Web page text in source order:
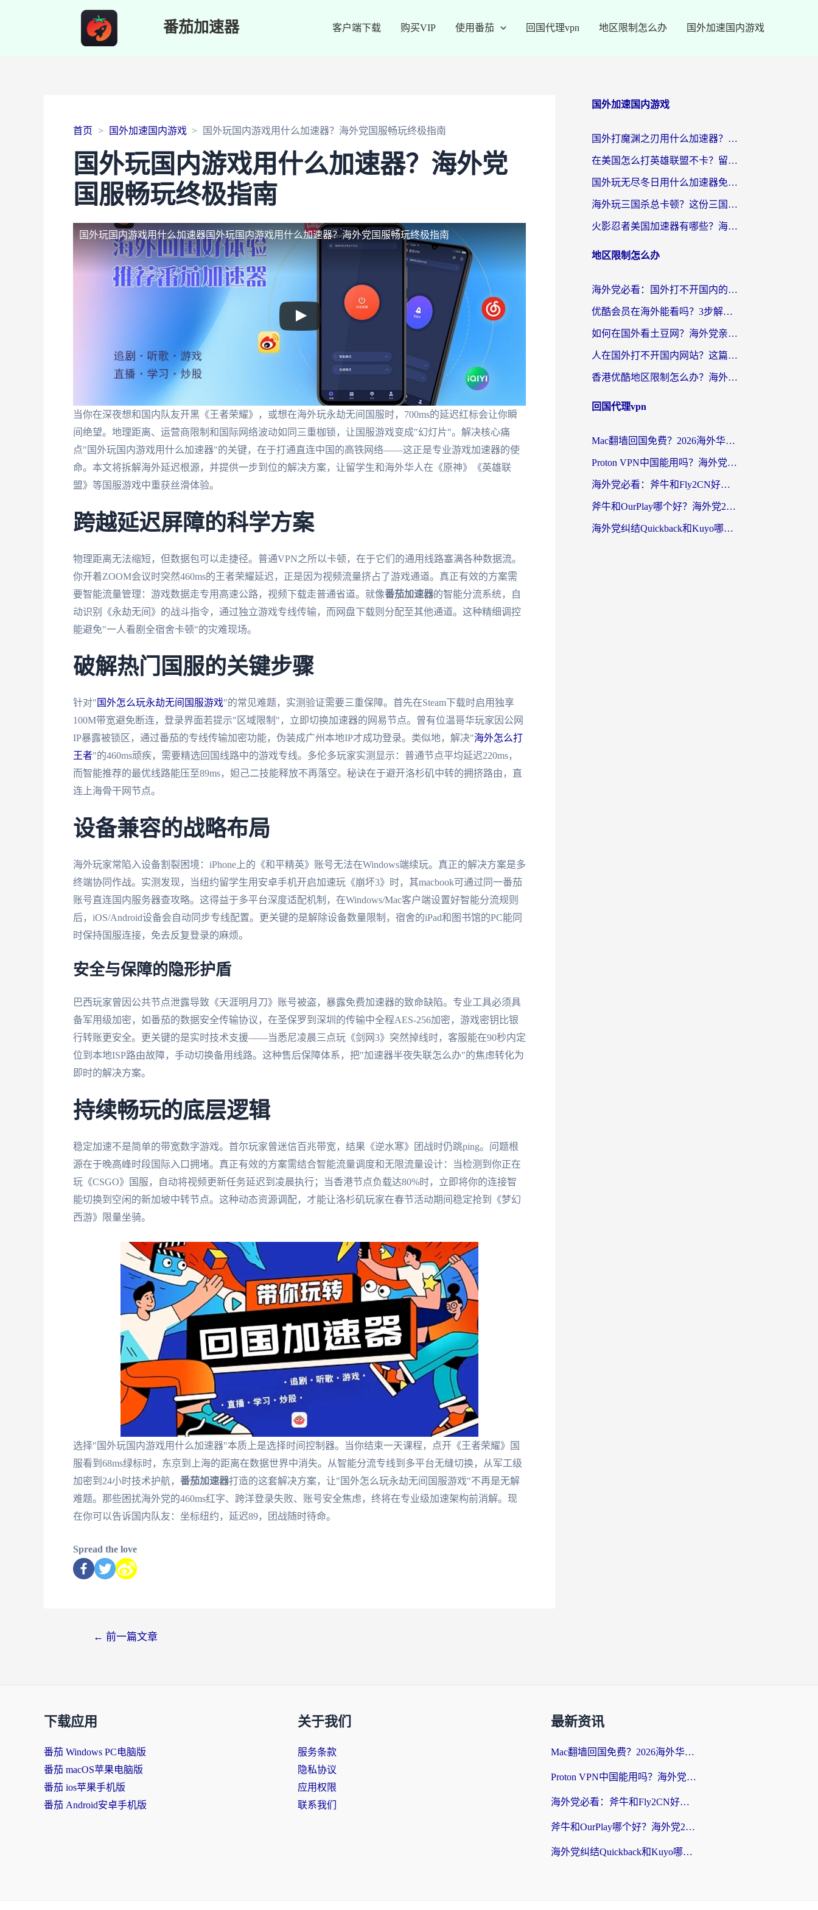
番茄加速器 客户端下载 购买VIP 使用番茄 回国代理vpn 地区限制怎么办 国外加速国内游戏
首页 国外加速国内游戏 国外玩国内游戏用什么加速器？海外党国服畅玩终极指南
国外玩国内游戏用什么加速器？海外党
国服畅玩终极指南
国外玩国内游戏用什么加速器国外玩国内游戏用什么加速器？海外党国服畅玩终极指南
当你在深夜想和国内队友开黑《王者荣耀》，或想在海外玩永劫无间国服时，700ms的延迟红标会让你瞬
间绝望。地理距离、运营商限制和国际网络波动如同三重枷锁，让国服游戏变成"幻灯片"。解决核心痛
点"国外玩国内游戏用什么加速器"的关键，在于打通直连中国的高铁网络——这正是专业游戏加速器的使
命。本文将拆解海外延迟根源，并提供一步到位的解决方案，让留学生和海外华人在《原神》《英雄联
盟》等国服游戏中重获丝滑体验。
跨越延迟屏障的科学方案
物理距离无法缩短，但数据包可以走捷径。普通VPN之所以卡顿，在于它们的通用线路塞满各种数据流。
你开着ZOOM会议时突然460ms的王者荣耀延迟，正是因为视频流量挤占了游戏通道。真正有效的方案需
要智能流量管理：游戏数据走专用高速公路，视频下载走普通省道。就像番茄加速器的智能分流系统，自
动识别《永劫无间》的战斗指令，通过独立游戏专线传输，而网盘下载则分配至其他通道。这种精细调控
能避免"一人看剧全宿舍卡顿"的灾难现场。
破解热门国服的关键步骤
针对" 国外怎么玩永劫无间国服游戏"的常见难题，实测验证需要三重保障。首先在Steam下载时启用独享
100M带宽避免断连，登录界面若提示"区域限制"，立即切换加速器的网易节点。曾有位温哥华玩家因公网
IP暴露被锁区，通过番茄的专线传输加密功能，伪装成广州本地IP才成功登录。类似地，解决"海外怎么打
王者"的460ms顽疾，需要精选回国线路中的游戏专线。多伦多玩家实测显示：普通节点平均延迟220ms，
而智能推荐的最优线路能压至89ms，妲己二技能释放不再落空。秘诀在于避开洛杉矶中转的拥挤路由，直
连上海骨干网节点。
设备兼容的战略布局
海外玩家常陷入设备割裂困境：iPhone上的《和平精英》账号无法在Windows端续玩。真正的解决方案是多
终端协同作战。实测发现，当纽约留学生用安卓手机开启加速玩《崩坏3》时，其macbook可通过同一番茄
账号直连国内服务器查攻略。这得益于多平台深度适配机制，在Windows/Mac客户端设置好智能分流规则
后，iOS/Android设备会自动同步专线配置。更关键的是解除设备数量限制，宿舍的iPad和图书馆的PC能同
时保持国服连接，免去反复登录的麻烦。
安全与保障的隐形护盾
巴西玩家曾因公共节点泄露导致《天涯明月刀》账号被盗，暴露免费加速器的致命缺陷。专业工具必须具
备军用级加密，如番茄的数据安全传输协议，在圣保罗到深圳的传输中全程AES-256加密，游戏密钥比银
行转账更安全。更关键的是实时技术支援——当悉尼凌晨三点玩《剑网3》突然掉线时，客服能在90秒内定
位到本地ISP路由故障，手动切换备用线路。这种售后保障体系，把"加速器半夜失联怎么办"的焦虑转化为
即时的解决方案。
持续畅玩的底层逻辑
稳定加速不是简单的带宽数字游戏。首尔玩家曾迷信百兆带宽，结果《逆水寒》团战时仍跳ping。问题根
源在于晚高峰时段国际入口拥堵。真正有效的方案需结合智能流量调度和无限流量设计：当检测到你正在
玩《CSGO》国服，自动将视频更新任务延迟到凌晨执行；当香港节点负载达80%时，立即将你的连接智
能切换到空闲的新加坡中转节点。这种动态资源调配，才能让洛杉矶玩家在春节活动期间稳定抢到《梦幻
西游》限量坐骑。
选择"国外玩国内游戏用什么加速器"本质上是选择时间控制器。当你结束一天课程，点开《王者荣耀》国
服看到68ms绿标时，东京到上海的距离在数据世界中消失。从智能分流专线到多平台无缝切换，从军工级
加密到24小时技术护航， 番茄加速器打造的这套解决方案，让"国外怎么玩永劫无间国服游戏"不再是无解
难题。那些困扰海外党的460ms红字、跨洋登录失败、账号安全焦虑，终将在专业级加速架构前消解。现
在你可以告诉国内队友：坐标纽约，延迟89，团战随时待命。
Spread the love
← 前一篇文章
国外加速国内游戏
国外打魔渊之刃用什么加速器？2026海外玩家国服游戏加速全攻略（附闪耀暖暖&复苏的魔女避坑指南）
在美国怎么打英雄联盟不卡？留学生亲测的国服游戏加速全攻略
国外玩无尽冬日用什么加速器免费？海外党国服游戏加速避坑指南
海外玩三国杀总卡顿？这份三国杀游戏加速器指南帮你告别延迟烦恼
火影忍者美国加速器有哪些？海外党亲测的国服游戏加速全攻略（含菲律宾玩三国之刃守望黎明技巧）
地区限制怎么办
海外党必看：国外打不开国内的app怎么办？3步解决你的乡愁
优酷会员在海外能看吗？3步解决海外追剧难题，附实测好用加速器推荐
如何在国外看土豆网？海外党亲测有效的追剧加速器选择指南
人在国外打不开国内网站？这篇攻略帮你无缝解锁国内资源（附交管12123使用技巧）
香港优酷地区限制怎么办？海外党亲测有效的追剧解决方案
回国代理vpn
Mac翻墙回国免费？2026海外华人亲测：从CCTV5直播到国内APP，这样选加速器才靠谱
Proton VPN中国能用吗？海外党选回国加速器的避坑指南（附番茄加速器实测）
海外党必看：斧牛和Fly2CN好用吗？3招教你选对回国加速器（附免费试用攻略）
斧牛和OurPlay哪个好？海外党2026亲测：选对加速器，国内资源秒加载
海外党纠结Quickback和Kuyo哪个好？选对回国加速器才能无缝刷国内资源
下载应用
番茄 Windows PC电脑版
番茄 macOS苹果电脑版
番茄 ios苹果手机版
番茄 Android安卓手机版
关于我们
服务条款
隐私协议
应用权限
联系我们
最新资讯
Mac翻墙回国免费？2026海外华人亲测：从CCTV5直播到国内APP，这样选加速器才靠谱
Proton VPN中国能用吗？海外党选回国加速器的避坑指南（附番茄加速器实测）
海外党必看：斧牛和Fly2CN好用吗？3招教你选对回国加速器（附免费试用攻略）
斧牛和OurPlay哪个好？海外党2026亲测：选对加速器，国内资源秒加载
海外党纠结Quickback和Kuyo哪个好？选对回国加速器才能无缝刷国内资源